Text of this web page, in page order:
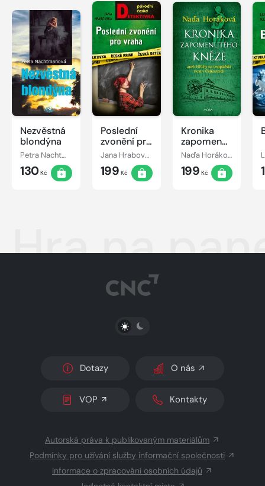
Nezvěstná
blondýna
Petra Nachtmanová
130Kč
Poslední
zvonění pro
vraha
Jana Hrabovská
199 Kč
Kronika
zapomenutého
kněze
Naďa Horáková
199 Kč
Hra na
PŘEPNOUT SVĚTLÝ/TMAVÝ REŽIM
Dotazy O nás
VOP Kontakty
Autorská práva k publikovaným materiálům
Podmínky pro užívání služby informační společnosti
Informace o zpracování osobních údajů